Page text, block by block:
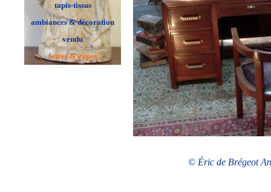
tapis-tissus
ambiances & décoration
vendu
foires & expos
© Éric de Brégeot